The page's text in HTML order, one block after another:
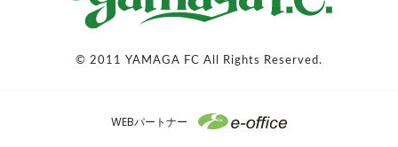
© 2011 YAMAGA FC All Rights Reserved.
WEBパートナー